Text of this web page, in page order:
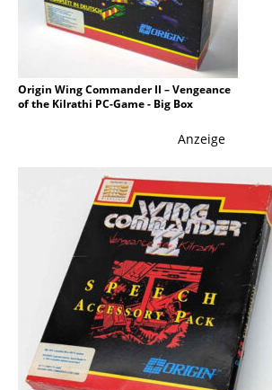
Origin Wing Commander II – Vengeance
of the Kilrathi PC-Game - Big Box
Anzeige